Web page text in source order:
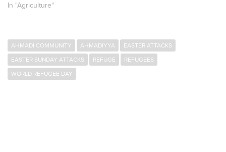
In "Agriculture"
AHMADI COMMUNITY AHMADIYYA
EASTER ATTACKS
EASTER SUNDAY ATTACKS
REFUGE
REFUGEES
WORLD REFUGEE DAY